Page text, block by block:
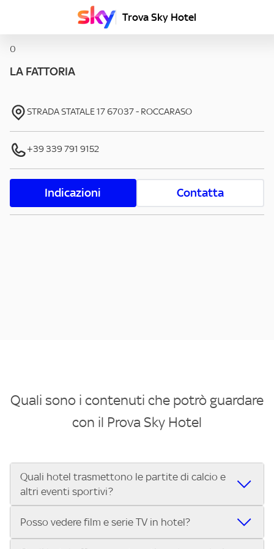
Trova Sky Hotel
0
LA FATTORIA
STRADA STATALE 1767037- ROCCARASO
+39 339 791 9152
Indicazioni Contatta
Quali sono i contenuti che potrò guardare
con il Prova Sky Hotel
Quali hotel trasmettono le partite di calcio e
altri eventi sportivi?
Se cerchi un hotel dove poter vedere le partite di Serie A,
Posso vedere film e serie TV in hotel?